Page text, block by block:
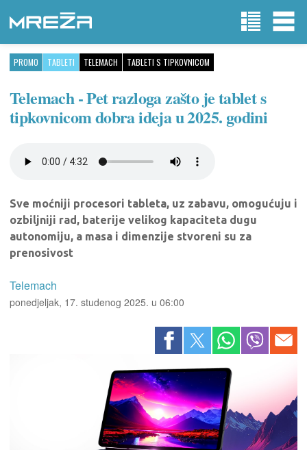
PROMO TABLETI TELEMACH TABLETI S TIPKOVNICOM
Telemach - Pet razloga zašto je tablet s
tipkovnicom dobra ideja u 2025. godini
Sve moćniji procesori tableta, uz zabavu, omogućuju i
ozbiljniji rad, baterije velikog kapaciteta dugu
autonomiju, a masa i dimenzije stvoreni su za
prenosivost
Telemach
ponedjeljak, 17. studenog 2025. u 06:00